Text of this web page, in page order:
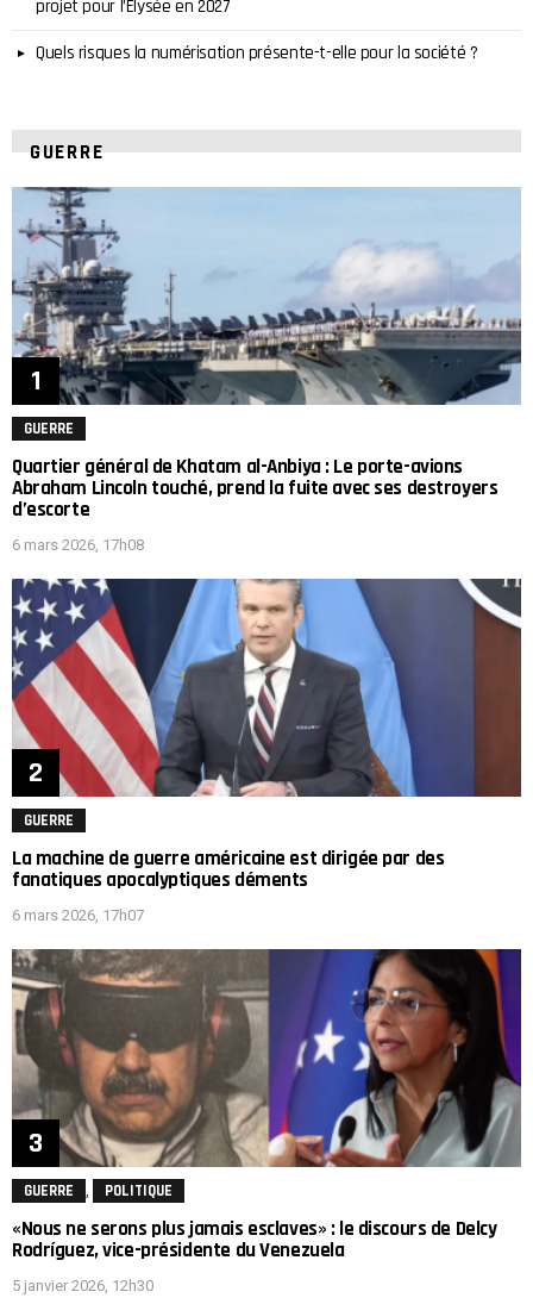
projet pour l’Élysée en 2027
Quels risques la numérisation présente-t-elle pour la société ?
GUERRE
GUERRE
Quartier général de Khatam al-Anbiya : Le porte-avions
Abraham Lincoln touché, prend la fuite avec ses destroyers
d’escorte
6 mars 2026, 17h08
GUERRE
La machine de guerre américaine est dirigée par des
fanatiques apocalyptiques déments
6 mars 2026, 17h07
GUERRE POLITIQUE
«Nous ne serons plus jamais esclaves» : le discours de Delcy
Rodríguez, vice-présidente du Venezuela
5 janvier 2026, 12h30